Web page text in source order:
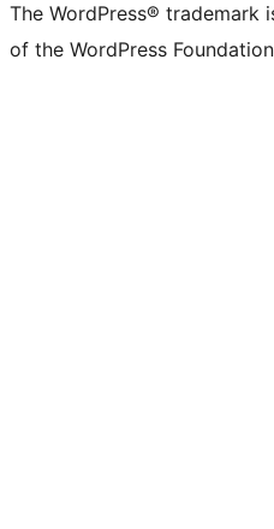
The WordPress®
of the WordPress